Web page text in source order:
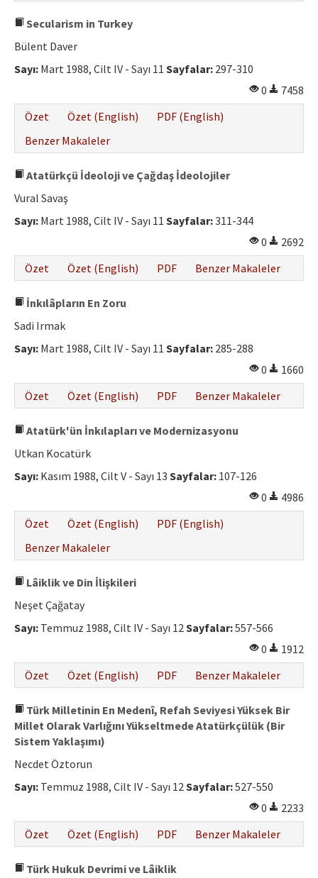
Secularism in Turkey
Bülent Daver
Sayı: Mart 1988, Cilt IV - Sayı 11 Sayfalar: 297-310
0
7458
Özet
Özet (English)
PDF (English)
Benzer Makaleler
Atatürkçü İdeoloji ve Çağdaş İdeolojiler
Vural Savaş
Sayı: Mart 1988, Cilt IV - Sayı 11 Sayfalar:311-344
0
2692
Özet
Özet (English) PDF Benzer Makaleler
İnkılâpların En Zoru
Sadi Irmak
Sayı: Mart 1988, Cilt IV - Sayı 11 Sayfalar: 285-288
0
1660
Özet
Özet (English) PDF Benzer Makaleler
Atatürk'ün İnkılapları ve Modernizasyonu
Utkan Kocatürk
Sayı: Kasım 1988, Cilt V - Sayı 13 Sayfalar: 107-126
0
4986
Özet
Özet (English)
PDF (English)
Benzer Makaleler
Lâiklik ve Din İlişkileri
Neşet Çağatay
Sayı: Temmuz 1988, Cilt IV - Sayı 12Sayfalar:557-566
0
1912
Özet
Özet (English) PDF Benzer Makaleler
Türk Milletinin En Medenî, Refah Seviyesi Yüksek Bir
Millet Olarak Varlığını Yükseltmede Atatürkçülük (Bir
Sistem Yaklaşımı)
Necdet Öztorun
Sayı: Temmuz 1988, Cilt IV - Sayı 12Sayfalar:527-550
0
2233
Özet
Özet (English) PDF Benzer Makaleler
Türk Hukuk Devrimi ve Lâiklik